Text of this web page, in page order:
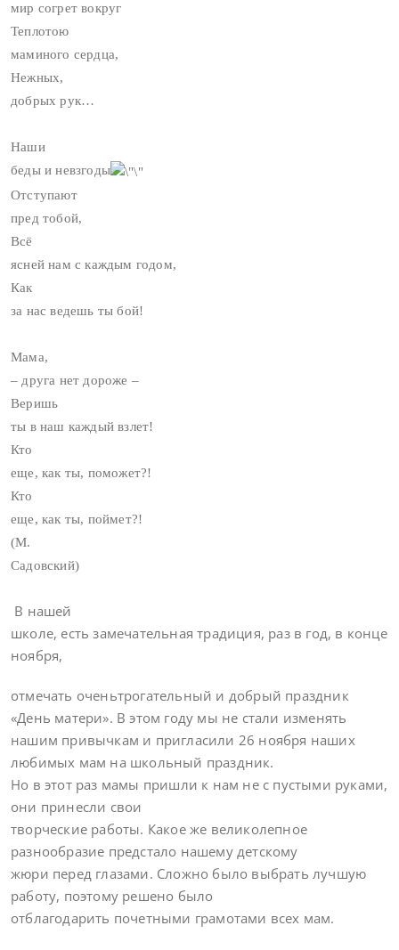
мир согрет вокруг
Теплотою
маминого сердца,
Нежных,
добрых рук…
Наши
беды и невзгоды
Отступают
пред тобой,
Всё
ясней нам с каждым годом,
Как
за нас ведешь ты бой!
Мама,
– друга нет дороже –
Веришь
ты в наш каждый взлет!
Кто
еще, как ты, поможет?!
Кто
еще, как ты, поймет?!
(М.
Садовский)
В нашей
школе, есть замечательная традиция, раз в год, в конце
ноября,
отмечать оченьтрогательный и добрый праздник
«День матери». В этом году мы не стали изменять
нашим привычкам и пригласили 26 ноября наших
любимых мам на школьный праздник.
Но в этот раз мамы пришли к нам не с пустыми руками,
они принесли свои
творческие работы. Какое же великолепное
разнообразие предстало нашему детскому
жюри перед глазами. Сложно было выбрать лучшую
работу, поэтому решено было
отблагодарить почетными грамотами всех мам.